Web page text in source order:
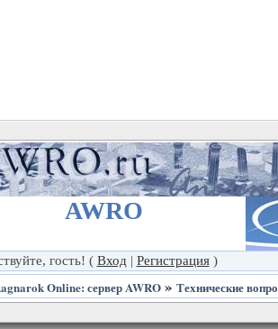
AWRO
гость! ( Вход | Регистрация)
Online: сервер AWRO» Технические